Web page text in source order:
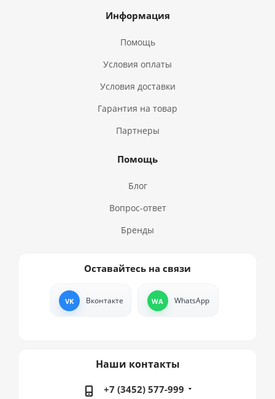
Информация
Помощь
Условия оплаты
Условия доставки
Гарантия на товар
Партнеры
Помощь
Блог
Вопрос-ответ
Бренды
Оставайтесь на связи
Вконтакте WhatsApp
Наши контакты
+7 (3452) 577-999